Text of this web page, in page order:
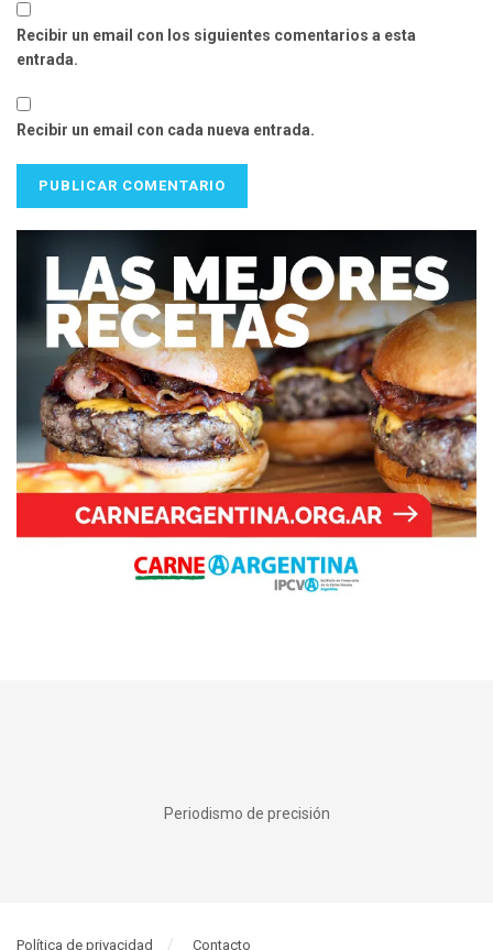
Recibir un email con los siguientes comentarios a esta
entrada.
Recibir un email con cada nueva entrada.
Periodismo de precisión
Política de privacidad Contacto